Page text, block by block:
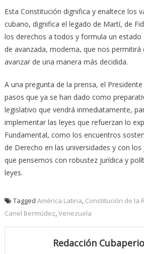
Esta Constitución dignifica y enaltece los
cubano, dignifica el legado de Martí, de
los derechos a todos y formula un estado
de avanzada, moderna, que nos
avanzar de una manera más decidida.
A una pregunta de la prensa, el
pasos que ya se han dado como
legislativo que vendrá inmediatamente,
implementar las leyes que refuerzan lo
Fundamental, como los encuentros
de Derecho en las universidades y con
que pensemos con robustez jurídica y
leyes.
Tagged América Latina Constitución de la
Canel Bermúdez Venezuela
Redacción